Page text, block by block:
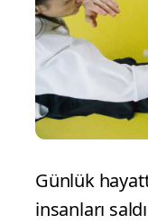
Günlük
insanları